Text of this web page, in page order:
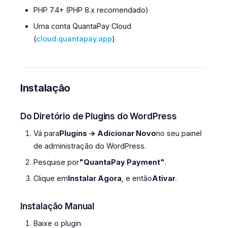
PHP 7.4+ (PHP 8.x recomendado)
Uma conta QuantaPay Cloud
(cloud.quantapay.app)
Instalação
Do Diretório de Plugins do WordPress
Vá paraPlugins → Adicionar Novono seu painel
de administração do WordPress.
Pesquise por"QuantaPay Payment".
Clique emInstalar Agora , e entãoAtivar.
Instalação Manual
Baixe o plugin